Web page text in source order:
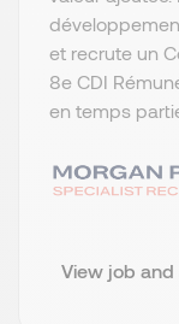
et recrute un
8e CDI
en temps partiel
View job